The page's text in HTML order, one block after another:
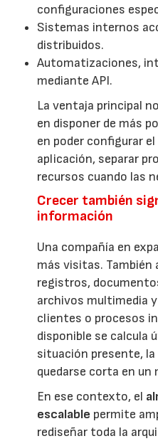
configuraciones
Sistemas internos
distribuidos.
Automatizaciones,
mediante API.
La ventaja principal
en disponer de más
en poder configurar
aplicación, separar
recursos cuando las
Crecer también
información
Una compañía en
más visitas. También
registros,
archivos multimedia
clientes o procesos
disponible se calcula
situación presente,
quedarse corta en
En ese contexto, el
escalable permite
rediseñar toda la